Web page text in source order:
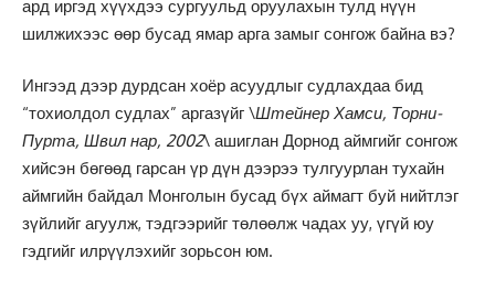
ард иргэд хүүхдээ сургуульд оруулахын тулд нүүн
шилжихээс өөр бусад ямар арга замыг сонгож байна вэ?
Ингээд дээр дурдсан хоёр асуудлыг судлахдаа бид
“тохиолдол судлах” аргазүйг \Штейнер Хамси, Торни-
Пурта, Швил нар, 2002\ ашиглан Дорнод аймгийг сонгож
хийсэн бөгөөд гарсан үр дүн дээрээ тулгуурлан тухайн
аймгийн байдал Монголын бусад бүх аймагт буй нийтлэг
зүйлийг агуулж, тэдгээрийг төлөөлж чадах уу, үгүй юу
гэдгийг илрүүлэхийг зорьсон юм.